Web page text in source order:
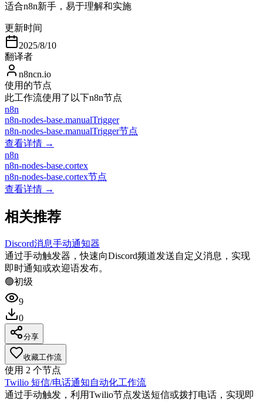
适合n8n新手，易于理解和实施
更新时间
2025/8/10
翻译者
n8ncn.io
使用的节点
此工作流使用了以下n8n节点
n8n
n8n-nodes-base.manualTrigger
n8n-nodes-base.manualTrigger节点
查看详情 →
n8n
n8n-nodes-base.cortex
n8n-nodes-base.cortex节点
查看详情 →
相关推荐
Discord消息手动通知器
通过手动触发器，快速向Discord频道发送自定义消息，实现
即时通知或欢迎语发布。
🟢初级
9
0
分享
收藏工作流
使用 2 个节点
Twilio 短信/电话通知自动化工作流
通过手动触发，利用Twilio节点发送短信或拨打电话，实现即